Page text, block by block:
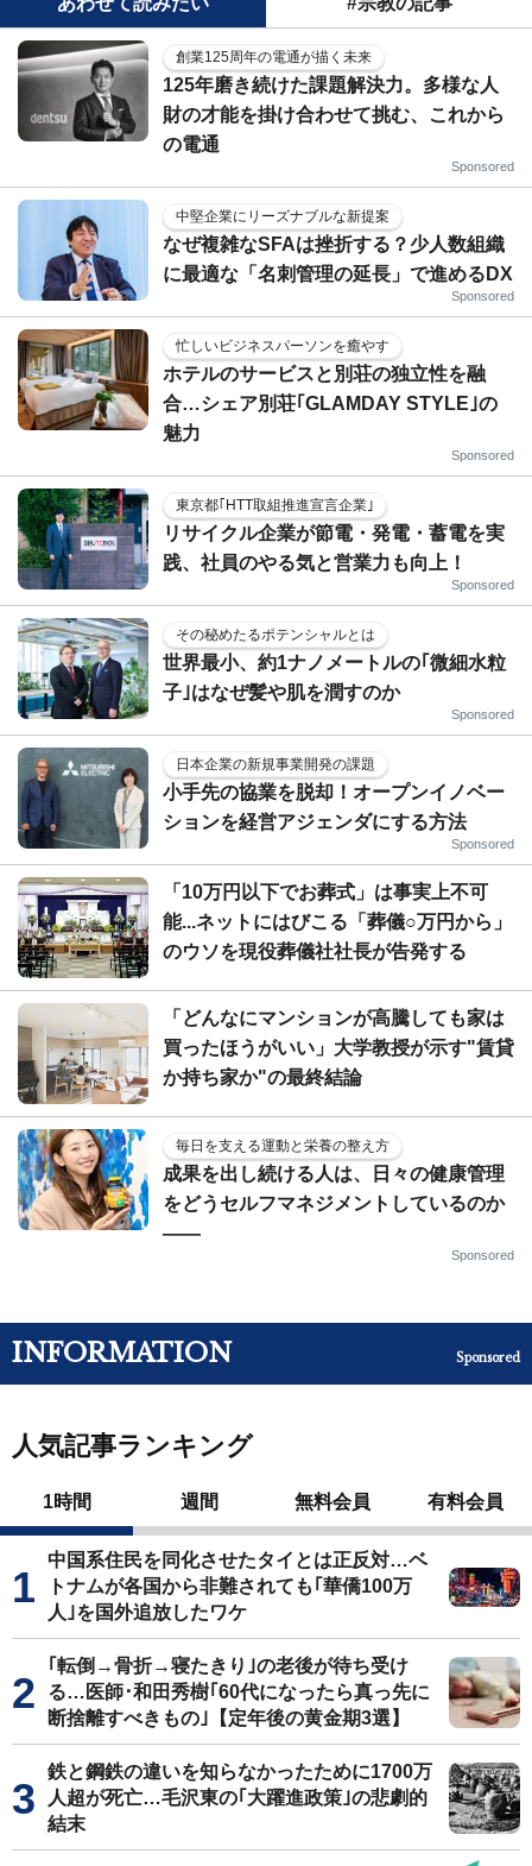
創業125周年の電通が描く未来
125年磨き続けた課題解決力。多様な人
財の才能を掛け合わせて挑む、これから
の電通
Sponsored
中堅企業にリーズナブルな新提案
なぜ複雑なSFAは挫折する？少人数組織
に最適な「名刺管理の延長」で進めるDX
Sponsored
忙しいビジネスパーソンを癒やす
ホテルのサービスと別荘の独立性を融
合…シェア別荘｢GLAMDAY STYLE｣の
魅力
Sponsored
東京都｢HTT取組推進宣言企業｣
リサイクル企業が節電・発電・蓄電を実
践、社員のやる気と営業力も向上！
Sponsored
その秘めたるポテンシャルとは
世界最小、約1ナノメートルの｢微細水粒
子｣はなぜ髪や肌を潤すのか
Sponsored
日本企業の新規事業開発の課題
小手先の協業を脱却！オープンイノベー
ションを経営アジェンダにする方法
Sponsored
「10万円以下でお葬式」は事実上不可
能...ネットにはびこる「葬儀○万円から」
のウソを現役葬儀社社長が告発する
「どんなにマンションが高騰しても家は
買ったほうがいい」大学教授が示す"賃貸
か持ち家か"の最終結論
毎日を支える運動と栄養の整え方
成果を出し続ける人は、日々の健康管理
をどうセルフマネジメントしているのか
——
Sponsored
INFORMATION Sponsored
人気記事ランキング
1時間 週間 無料会員 有料会員
中国系住民を同化させたタイとは正反対…ベ
トナムが各国から非難されても｢華僑100万
人｣を国外追放したワケ
｢転倒→骨折→寝たきり｣の老後が待ち受け
る…医師･和田秀樹｢60代になったら真っ先に
断捨離すべきもの｣【定年後の黄金期3選】
鉄と鋼鉄の違いを知らなかったために1700万
人超が死亡…毛沢東の｢大躍進政策｣の悲劇的
結末